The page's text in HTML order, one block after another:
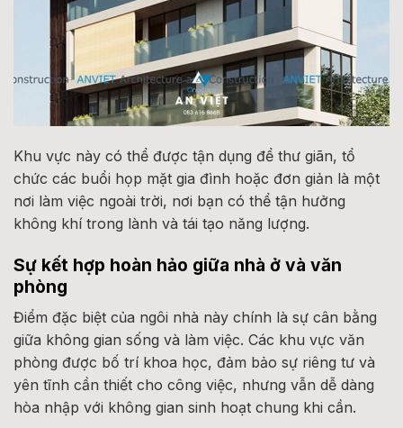
Khu vực này có thể được tận dụng để thư giãn, tổ
chức các buổi họp mặt gia đình hoặc đơn giản là một
nơi làm việc ngoài trời, nơi bạn có thể tận hưởng
không khí trong lành và tái tạo năng lượng.
Sự kết hợp hoàn hảo giữa nhà ở và văn
phòng
Điểm đặc biệt của ngôi nhà này chính là sự cân bằng
giữa không gian sống và làm việc. Các khu vực văn
phòng được bố trí khoa học, đảm bảo sự riêng tư và
yên tĩnh cần thiết cho công việc, nhưng vẫn dễ dàng
hòa nhập với không gian sinh hoạt chung khi cần.